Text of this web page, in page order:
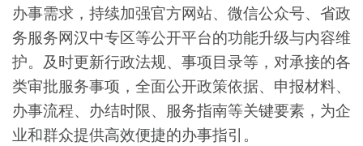
办事需求，持续加强官方网站、微信公众号、省政
务服务网汉中专区等公开平台的功能升级与内容维
护。及时更新行政法规、事项目录等，对承接的各
类审批服务事项，全面公开政策依据、申报材料、
办事流程、办结时限、服务指南等关键要素，为企
业和群众提供高效便捷的办事指引。